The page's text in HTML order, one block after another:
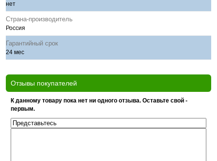
нет
Страна-производитель
Россия
Гарантийный срок
24 мес
Отзывы покупателей
К данному товару пока нет ни одного отзыва. Оставьте свой -
первым.